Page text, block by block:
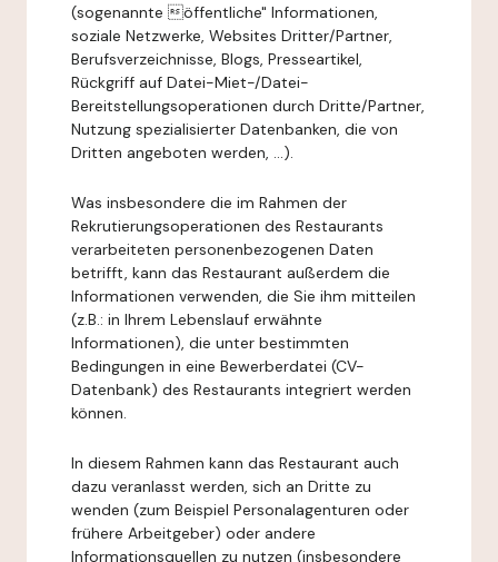
(sogenannte öffentliche" Informationen,
soziale Netzwerke, Websites Dritter/Partner,
Berufsverzeichnisse, Blogs, Presseartikel,
Rückgriff auf Datei-Miet-/Datei-
Bereitstellungsoperationen durch Dritte/Partner,
Nutzung spezialisierter Datenbanken, die von
Dritten angeboten werden, ...).
Was insbesondere die im Rahmen der
Rekrutierungsoperationen des Restaurants
verarbeiteten personenbezogenen Daten
betrifft, kann das Restaurant außerdem die
Informationen verwenden, die Sie ihm mitteilen
(z.B.: in Ihrem Lebenslauf erwähnte
Informationen), die unter bestimmten
Bedingungen in eine Bewerberdatei (CV-
Datenbank) des Restaurants integriert werden
können.
In diesem Rahmen kann das Restaurant auch
dazu veranlasst werden, sich an Dritte zu
wenden (zum Beispiel Personalagenturen oder
frühere Arbeitgeber) oder andere
Informationsquellen zu nutzen (insbesondere